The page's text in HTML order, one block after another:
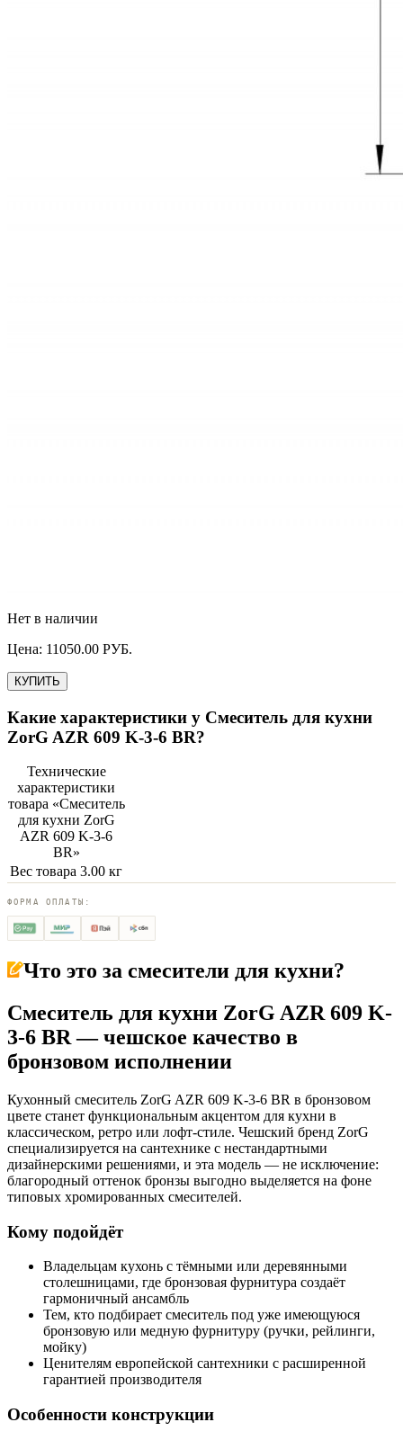
Нет в наличии
Цена: 11050.00 РУБ.
КУПИТЬ
Какие характеристики у Смеситель для кухни
ZorG AZR 609 K-3-6 BR?
Технические
характеристики
товара «Смеситель
для кухни ZorG
AZR 609 K-3-6
BR»
Вес товара 3.00 кг
ФОРМА ОПЛАТЫ:
Что это за смесители для кухни?
Смеситель для кухни ZorG AZR 609 K-
3-6 BR — чешское качество в
бронзовом исполнении
Кухонный смеситель ZorG AZR 609 K-3-6 BR в бронзовом
цвете станет функциональным акцентом для кухни в
классическом, ретро или лофт-стиле. Чешский бренд ZorG
специализируется на сантехнике с нестандартными
дизайнерскими решениями, и эта модель — не исключение:
благородный оттенок бронзы выгодно выделяется на фоне
типовых хромированных смесителей.
Кому подойдёт
Владельцам кухонь с тёмными или деревянными
столешницами, где бронзовая фурнитура создаёт
гармоничный ансамбль
Тем, кто подбирает смеситель под уже имеющуюся
бронзовую или медную фурнитуру (ручки, рейлинги,
мойку)
Ценителям европейской сантехники с расширенной
гарантией производителя
Особенности конструкции